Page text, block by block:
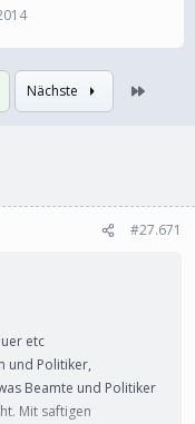
Nächste
#27.671
etc
und Politiker,
Beamte und Politiker
Mit saftigen